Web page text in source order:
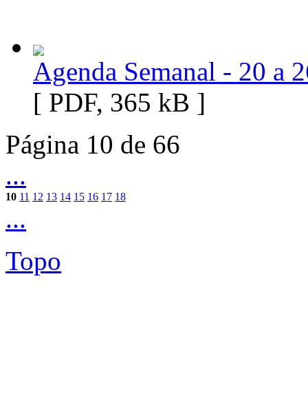
Agenda Semanal - 20 a
[ PDF, 365 kB ]
Página 10 de 66
...
10 11 12 13 14 15 16 17 18
...
Topo